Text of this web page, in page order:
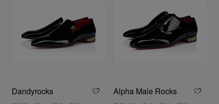
Dandyrocks Alpha Male Rocks